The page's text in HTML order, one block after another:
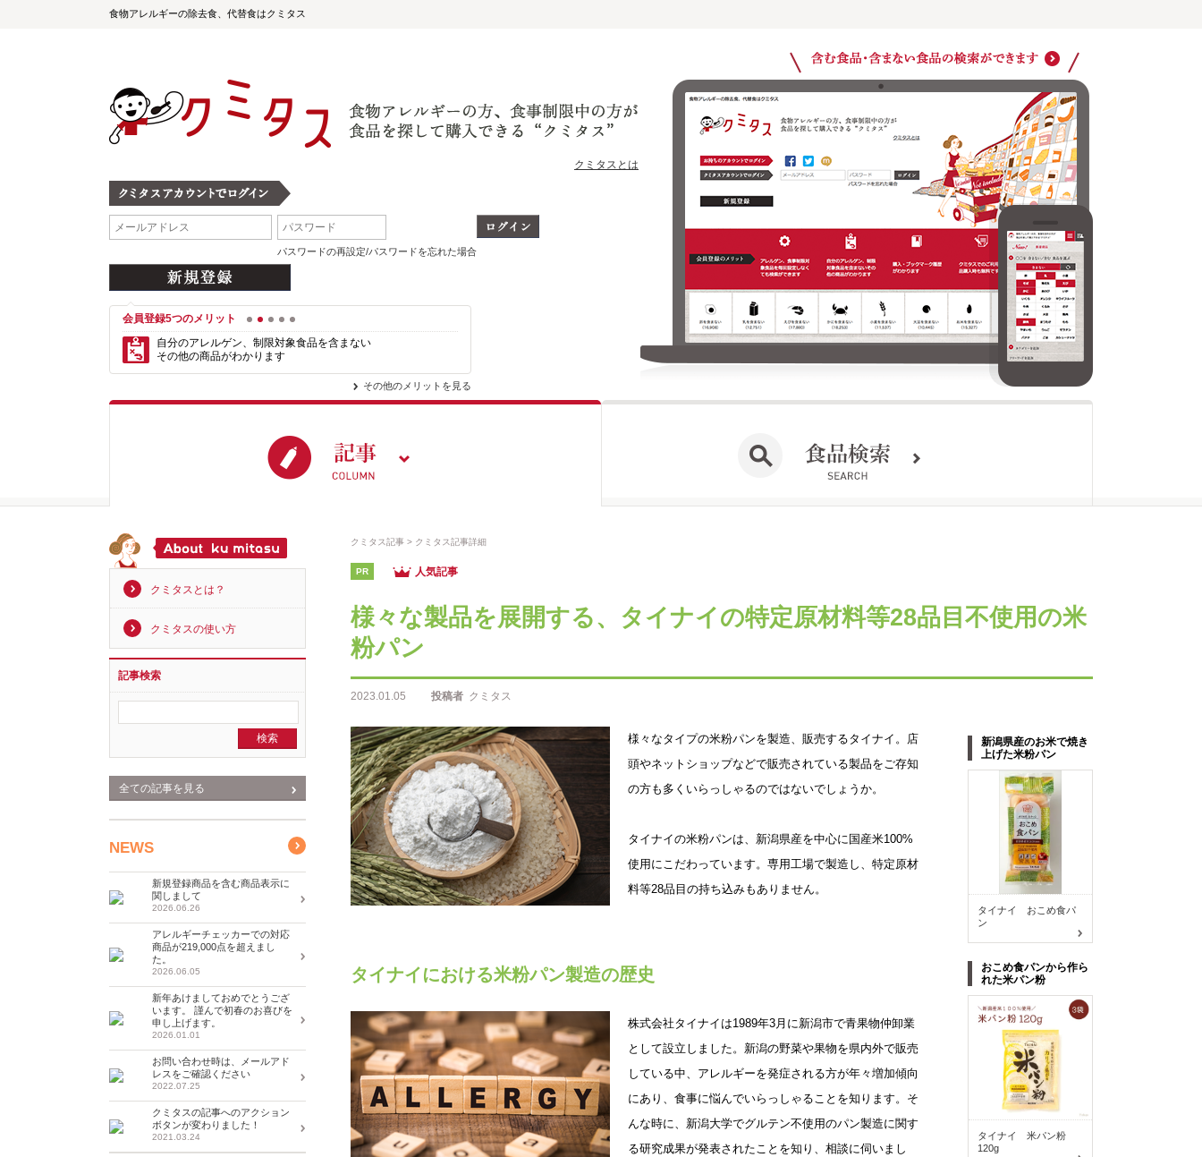
食物アレルギーの除去食、代替食はクミタス
クミタスとは
パスワードの再設定/パスワードを忘れた場合
会員登録5つのメリット 1 2 3 4
自分のアレルゲン、制限対象食品を含まない
その他の商品がわかります
購入・ブックマーク履歴がわかります クミタスでのご利用は商品購入時も無料です
その他のメリットを見る
クミタス記事 クミタス記事詳細
PR 人気記事
様々な製品を展開する、タイナイの特定原材料等28品目不使用の米
粉パン
2023.01.05 投稿者 クミタス
新潟県産のお米で焼き
上げた米粉パン
タイナイ おこめ食パ
ン
おこめ食パンから作ら
れた米パン粉
タイナイ 米パン粉
120g
様々なタイプの米粉パンを製造、販売するタイナイ。店
頭やネットショップなどで販売されている製品をご存知
の方も多くいらっしゃるのではないでしょうか。
タイナイの米粉パンは、新潟県産を中心に国産米100%
使用にこだわっています。専用工場で製造し、特定原材
料等28品目の持ち込みもありません。
タイナイにおける米粉パン製造の歴史
株式会社タイナイは1989年3月に新潟市で青果物仲卸業
として設立しました。新潟の野菜や果物を県内外で販売
している中、アレルギーを発症される方が年々増加傾向
にあり、食事に悩んでいらっしゃることを知ります。そ
んな時に、新潟大学でグルテン不使用のパン製造に関す
る研究成果が発表されたことを知り、相談に伺いまし
クミタスとは？
クミタスの使い方
記事検索
全ての記事を見る
NEWS
新規登録商品を含む商品表示に
関しまして
2026.06.26
アレルギーチェッカーでの対応
商品が219,000点を超えまし
た。
2026.06.05
新年あけましておめでとうござ
います。 謹んで初春のお喜びを
申し上げます。
2026.01.01
お問い合わせ時は、メールアド
レスをご確認ください
2022.07.25
クミタスの記事へのアクション
ボタンが変わりました！
2021.03.24